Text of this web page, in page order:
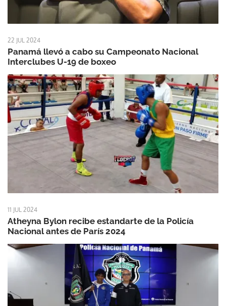
22 JUL 2024
Panamá llevó a cabo su Campeonato Nacional
Interclubes U-19 de boxeo
11 JUL 2024
Atheyna Bylon recibe estandarte de la Policía
Nacional antes de París 2024